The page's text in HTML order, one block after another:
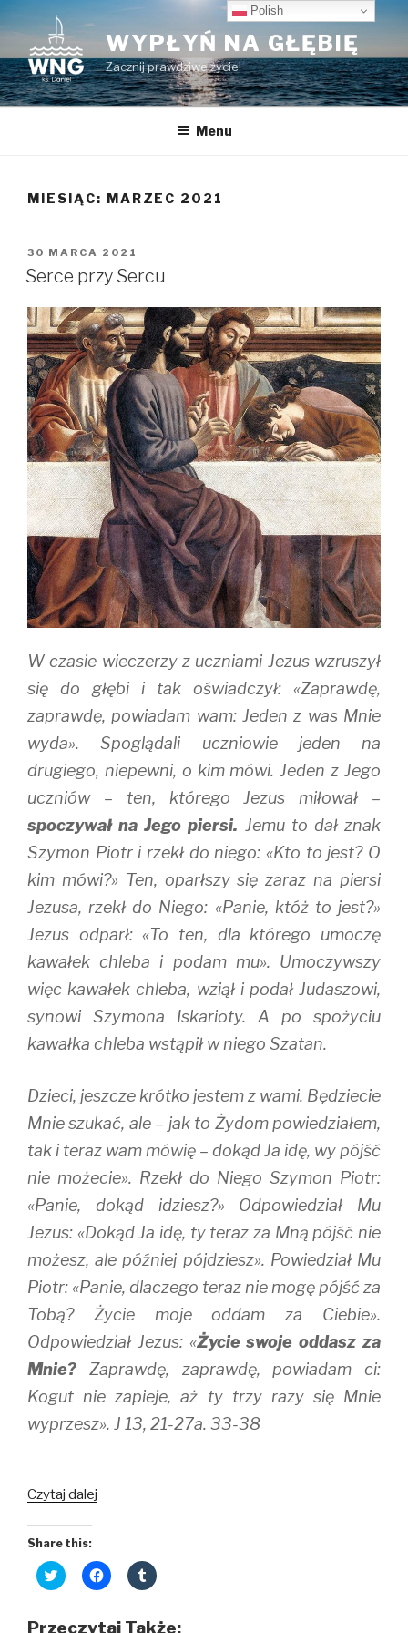
Przeskocz
do
treści
WYPŁYŃ NA GŁĘBIĘ
Zacznij prawdziwe życie!
Menu
MIESIĄC: MARZEC 2021
OPUBLIKOWANE
W
30 MARCA 2021
Serce przy Sercu
W czasie wieczerzy z uczniami Jezus wzruszył
się do głębi i tak oświadczył: «Zaprawdę,
zaprawdę, powiadam wam: Jeden z was Mnie
wyda». Spoglądali uczniowie jeden na
drugiego, niepewni, o kim mówi. Jeden z Jego
uczniów – ten, którego Jezus miłował –
spoczywał na Jego piersi. Jemu to dał znak
Szymon Piotr i rzekł do niego: «Kto to jest? O
kim mówi?» Ten, oparłszy się zaraz na piersi
Jezusa, rzekł do Niego: «Panie, któż to jest?»
Jezus odparł: «To ten, dla którego umoczę
kawałek chleba i podam mu». Umoczywszy
więc kawałek chleba, wziął i podał Judaszowi,
synowi Szymona Iskarioty. A po spożyciu
kawałka chleba wstąpił w niego Szatan.
Dzieci, jeszcze krótko jestem z wami. Będziecie
Mnie szukać, ale – jak to Żydom powiedziałem,
tak i teraz wam mówię – dokąd Ja idę, wy pójść
nie możecie». Rzekł do Niego Szymon Piotr:
«Panie, dokąd idziesz?» Odpowiedział Mu
Jezus: «Dokąd Ja idę, ty teraz za Mną pójść nie
możesz, ale później pójdziesz». Powiedział Mu
Piotr: «Panie, dlaczego teraz nie mogę pójść za
Tobą? Życie moje oddam za Ciebie».
Odpowiedział Jezus: «Życie swoje oddasz za
Mnie? Zaprawdę, zaprawdę, powiadam ci:
Kogut nie zapieje, aż ty trzy razy się Mnie
wyprzesz». J 13, 21-27a. 33-38
Czytaj dalej
Share this:
C
l
C
l
C
l
Przeczytaj Także:
Polish